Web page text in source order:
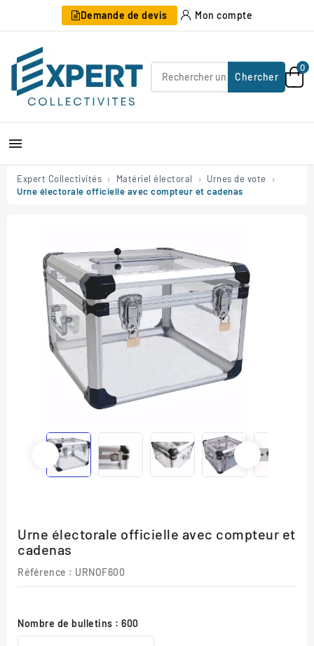
Demande de devis Mon compte
Chercher
0

Expert Collectivités Matériel électoral
Urnes de vote
Urne électorale officielle avec compteur et cadenas
Urne électorale officielle avec compteur et
cadenas
Référence : URNOF600
Nombre de bulletins : 600